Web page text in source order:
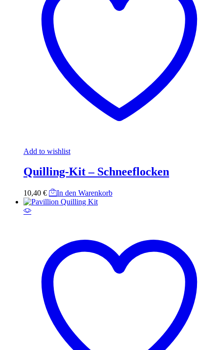
Add to wishlist
Quilling-Kit – Schneeflocken
10,40 € In den Warenkorb